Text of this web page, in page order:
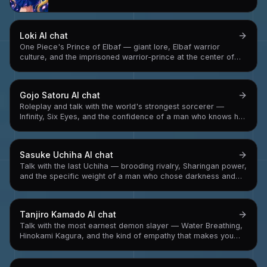
Loki AI chat
One Piece's Prince of Elbaf — giant lore, Elbaf warrior
culture, and the imprisoned warrior-prince at the center of
Gojo Satoru AI chat
Roleplay and talk with the world's strongest sorcerer —
Infinity, Six Eyes, and the confidence of a man who knows he
Sasuke Uchiha AI chat
Talk with the last Uchiha — brooding rivalry, Sharingan power,
and the specific weight of a man who chose darkness and
Tanjiro Kamado AI chat
Talk with the most earnest demon slayer — Water Breathing,
Hinokami Kagura, and the kind of empathy that makes you